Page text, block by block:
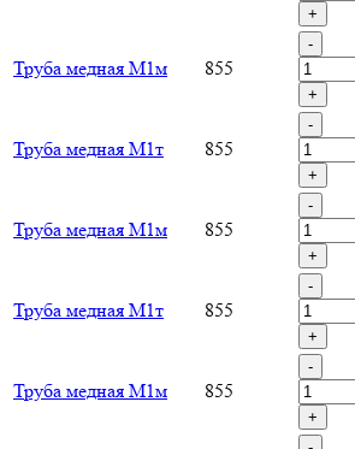
+
Труба медная М1м 855
-
+
Труба медная М1т 855
-
+
Труба медная М1м 855
-
+
Труба медная М1т 855
-
+
Труба медная М1м 855
-
+